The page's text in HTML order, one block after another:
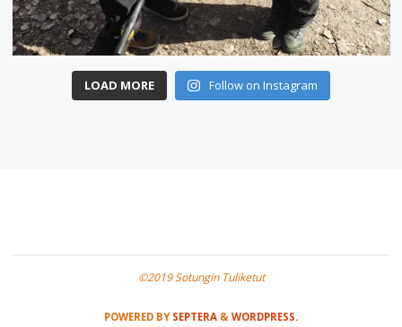
LOAD MORE Follow on Instagram
©2019 Sotungin Tuliketut
POWERED BYSEPTERA & WORDPRESS.